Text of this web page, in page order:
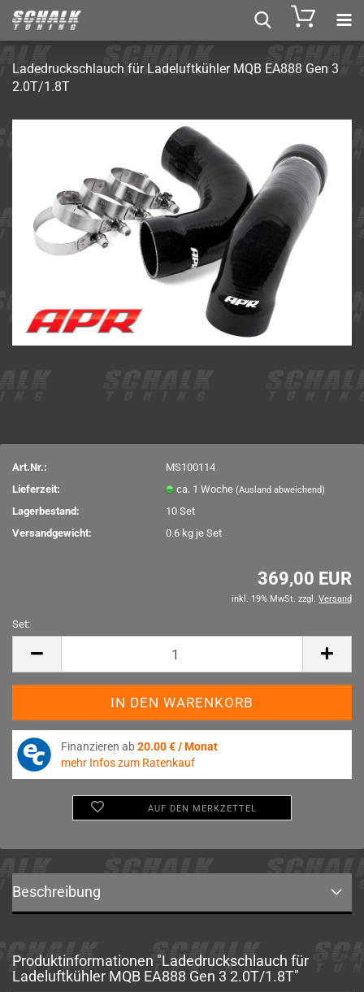
La­de­druck­schlauch für La­de­luft­küh­ler MQB EA888 Gen 3
2.0T/1.8T
Art.Nr.:
MS100114
Lieferzeit:
ca. 1 Woche(Ausland abweichend)
Lagerbestand: 10Set
Versandgewicht:
0.6 kg je Set
369,00 EUR
inkl. 19% MwSt. zzgl. Versand
Set:
Finanzieren ab20.00 € / Monat
mehr Infos zum Ratenkauf
AUF DEN MERKZETTEL
Beschreibung
Produktinformationen "Ladedruckschlauch für
Ladeluftkühler MQB EA888 Gen 3 2.0T/1.8T"